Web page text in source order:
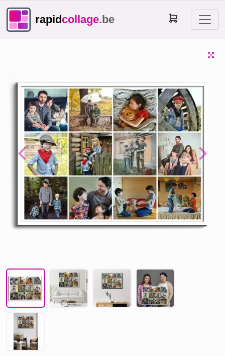
rapidcollage.be
Previous Next